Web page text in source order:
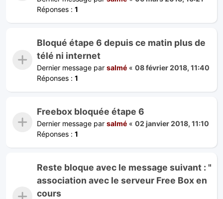
Réponses : 1
Bloqué étape 6 depuis ce matin plus de
télé ni internet
Dernier message par salmé « 08 février 2018, 11:40
Réponses : 1
Freebox bloquée étape 6
Dernier message par salmé « 02 janvier 2018, 11:10
Réponses : 1
Reste bloque avec le message suivant : "
association avec le serveur Free Box en
cours